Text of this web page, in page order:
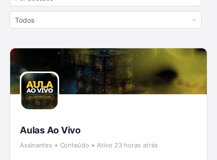
By:
Order
By:
Aulas Ao Vivo
Assinantes Conteúdo Ativo 23 horas atrás